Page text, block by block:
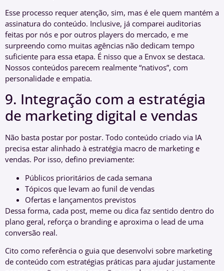
Esse processo requer atenção, sim, mas é ele quem mantém a
assinatura do conteúdo. Inclusive, já comparei auditorias
feitas por nós e por outros players do mercado, e me
surpreendo como muitas agências não dedicam tempo
suficiente para essa etapa. É nisso que a Envox se destaca.
Nossos conteúdos parecem realmente “nativos”, com
personalidade e empatia.
9. Integração com a estratégia
de marketing digital e vendas
Não basta postar por postar. Todo conteúdo criado via IA
precisa estar alinhado à estratégia macro de marketing e
vendas. Por isso, defino previamente:
Públicos prioritários de cada semana
Tópicos que levam ao funil de vendas
Ofertas e lançamentos previstos
Dessa forma, cada post, meme ou dica faz sentido dentro do
plano geral, reforça o branding e aproxima o lead de uma
conversão real.
Cito como referência o guia que desenvolvi sobre marketing
de conteúdo com estratégias práticas para ajudar justamente